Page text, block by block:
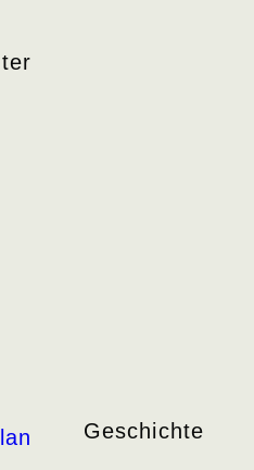
Geschichte